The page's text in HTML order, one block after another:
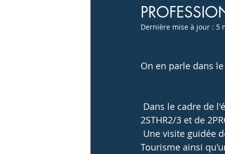
Anciens élèves Activités sportives et
Dernière mise à jour : 5
On en parle dans
2STHR2/3 et de
Tourisme ainsi